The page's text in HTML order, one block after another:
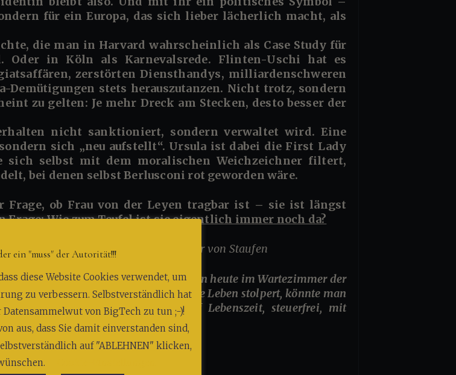
für ein Europa, das sich lieber lächerlich macht, als
die man in Harvard wahrscheinlich als Case Study für
Oder in Köln als Karnevalsrede. Flinten-Uschi hat es
zerstörten Diensthandys, milliardenschweren
Demütigungen stets herauszutanzen. Nicht trotz, sondern
zu gelten: Je mehr Dreck am Stecken, desto besser der
nicht sanktioniert, sondern verwaltet wird. Eine
sich „neu aufstellt“. Ursula ist dabei die First Lady
sich selbst mit dem moralischen Weichzeichner filtert,
bei denen selbst Berlusconi rot geworden wäre.
Frage:Wie zum Teufel ist sie eigentlich immer noch da?
und Panzerschrott von Alfred-Walter von Staufen
Aber so wie sie durchs politische Leben stolpert, könnte man
Vertrag mit der Peinlichkeit – auf Lebenszeit, steuerfrei, mit
ein "muss" der Autorität!!!
diese Website Cookies verwendet, um
zu verbessern. Selbstverständlich hat
von BigTech zu tun ;-)!
aus, dass Sie damit einverstanden sind,
auf "ABLEHNEN" klicken,